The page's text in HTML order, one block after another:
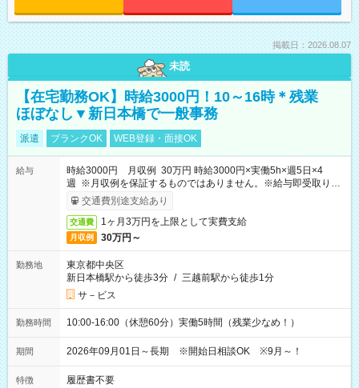
掲載日：2026.08.07
未読
【在宅勤務OK】時給3000円！10～16時＊残業
ほぼなし▼新日本橋で一般事務
派遣 ブランクOK WEB登録・面接OK
給与
時給3000円 月収例 30万円 時給3000円×実働5h×週5日×4
週 ※月収例を保証するものではありません。※給与即受取りサ
ービス利用可（利用条件有）
交通費別途支給あり
交通費 1ヶ月3万円を上限として実費支給
月収例 30万円～
勤務地
東京都中央区
新日本橋駅から徒歩3分 / 三越前駅から徒歩1分
サ－ビス
勤務時間 10:00-16:00（休憩60分）実働5時間（残業少なめ！）
期間 2026年09月01日～長期 ※開始日相談OK ※9月～！
特徴 履歴書不要